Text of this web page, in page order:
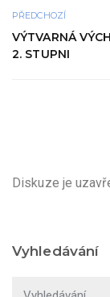
PŘEDCHOZÍ
VÝTVARNÁ
2. STUPNI
Diskuze je
Vyhledávání